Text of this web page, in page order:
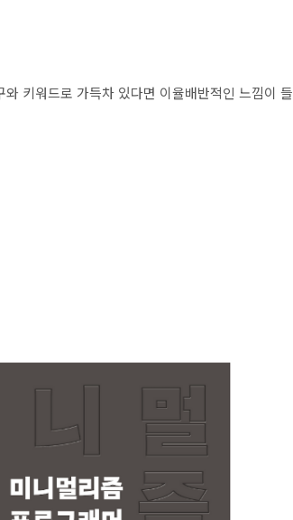
키워드로 가득차 있다면 이율배반적인 느낌이 들